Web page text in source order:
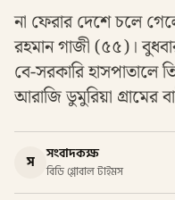
না ফেরার দেশে চলে
রহমান গাজী (৫৫)।
বে-সরকারি হাসপাতালে
আরাজি ডুমুরিয়া গ্রামের
স সংবাদকক্ষ
বিডি গ্লোবাল টাইমস